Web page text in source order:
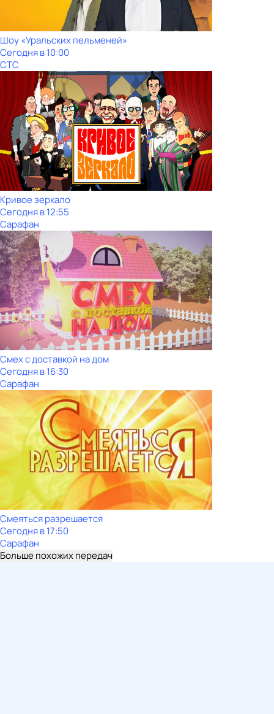
Шоy «Уральских пeльменей»
Сегодня в 10:00
СТС
Кривое зеркало
Сегодня в 12:55
Сарафан
Смех с доставкой на дом
Сегодня в 16:30
Сарафан
Смеяться разрешается
Сегодня в 17:50
Сарафан
Больше похожих передач